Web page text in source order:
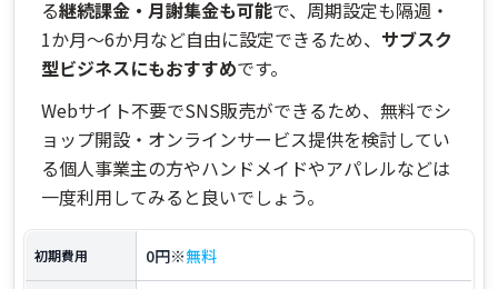
る継続課金・月謝集金も可能で、周期設定も隔週・
1か月～6か月など自由に設定できるため、 サブスク
型ビジネスにもおすすめです。
Webサイト不要でSNS販売ができるため、無料でシ
ョップ開設・オンラインサービス提供を検討してい
る個人事業主の方やハンドメイドやアパレルなどは
一度利用してみると良いでしょう。
初期費用 0円※無料